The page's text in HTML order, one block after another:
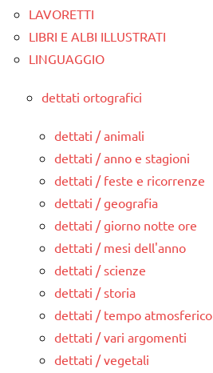
LAVORETTI
LIBRI E ALBI ILLUSTRATI
LINGUAGGIO
dettati ortografici
dettati / animali
dettati / anno e stagioni
dettati / feste e ricorrenze
dettati / geografia
dettati / giorno notte ore
dettati / mesi dell'anno
dettati / scienze
dettati / storia
dettati / tempo atmosferico
dettati / vari argomenti
dettati / vegetali